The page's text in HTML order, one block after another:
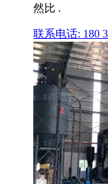
然比 .
联系电话: 180